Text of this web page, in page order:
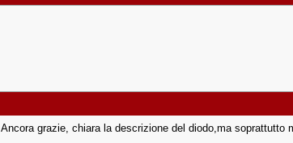
Ancora grazie, chiara la descrizione del diodo,ma soprattutto